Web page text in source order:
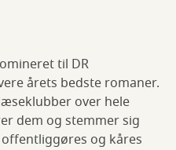
til DR
årets bedste romaner.
over hele
dem og stemmer sig
og kåres